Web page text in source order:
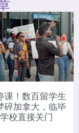
课！数百留学生
碎加拿大，临毕
校直接关门